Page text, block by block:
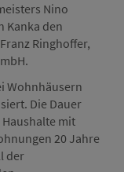
Nino
Kanka den
Ringhoffer,
Wohnhäusern
Die Dauer
mit
20 Jahre
der